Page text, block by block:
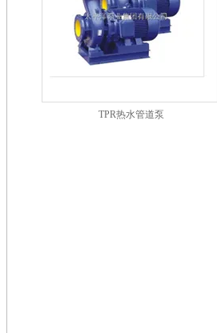
TPR热水管道泵